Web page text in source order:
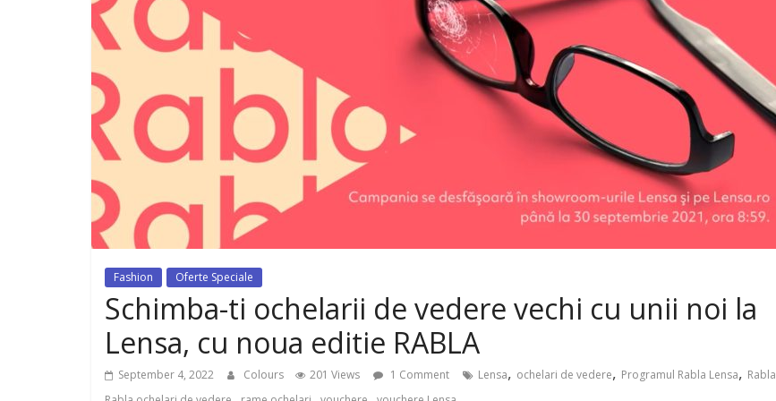
dispozitiv pentru tonifiere muschi
Fashion Oferte Speciale
Schimba-ti ochelarii de vedere vechi cu unii noi la
Lensa, cu noua editie RABLA
September 4, 2022 Colours 201 Views 1 Comment Lensa, ochelari de vedere, Programul Rabla Lensa, Rabla